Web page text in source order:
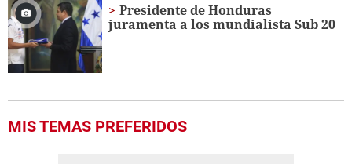
Presidente de Honduras
juramenta a los mundialista Sub 20
MIS TEMAS PREFERIDOS